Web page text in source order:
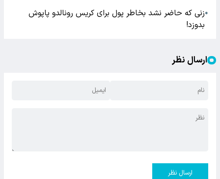
●زنی که حاضر نشد بخاطر پول برای کریس رونالدو پاپوش
بدوزد!
ارسال نظر
ارسال نظر